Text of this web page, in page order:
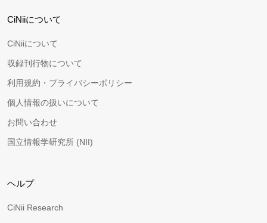
CiNiiについて
CiNiiについて
収録刊行物について
利用規約・プライバシーポリシー
個人情報の扱いについて
お問い合わせ
国立情報学研究所 (NII)
ヘルプ
CiNii Research